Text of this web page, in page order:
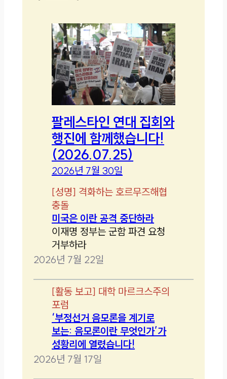
팔레스타인 연대 집회와
행진에 함께했습니다!
(2026.07.25)
2026년 7월 30일
[성명] 격화하는 호르무즈해협
충돌
미국은 이란 공격 중단하라
이재명 정부는 군함 파견 요청
거부하라
2026년 7월 22일
[활동 보고] 대학 마르크스주의
포럼
‘부정선거 음모론을 계기로
보는: 음모론이란 무엇인가’가
성황리에 열렸습니다!
2026년 7월 17일